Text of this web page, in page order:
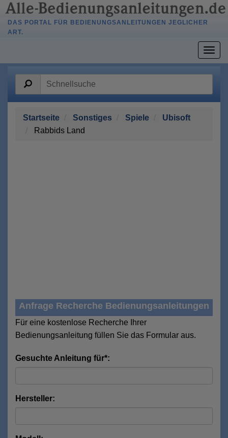
DAS PORTAL FÜR BEDIENUNGSANLEITUNGEN JEGLICHER
ART.
Startseite Sonstiges Spiele
Ubisoft
Rabbids Land
Anfrage Recherche Bedienungsanleitungen
Für eine kostenlose Recherche Ihrer
Bedienungsanleitung füllen Sie das Formular aus.
Gesuchte Anleitung für*:
Hersteller: